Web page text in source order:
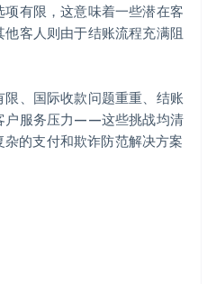
有限，这意味着一些潜在客
客人则由于结账流程充满阻
、国际收款问题重重、结账
户服务压力——这些挑战均清
的支付和欺诈防范解决方案